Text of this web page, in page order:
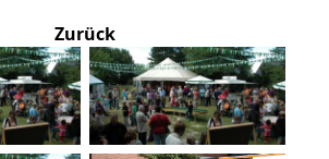
Zurück